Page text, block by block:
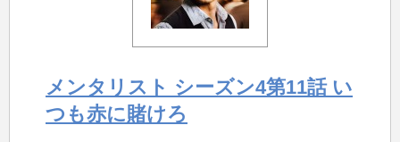
メンタリスト シーズン4第11話 い
つも赤に賭けろ